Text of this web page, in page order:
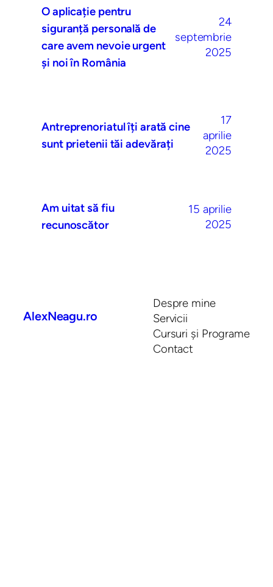
O aplicație pentru
siguranță personală de
care avem nevoie urgent
și noi în România
24
septembrie
2025
Antreprenoriatul îți arată cine
sunt prietenii tăi adevărați
17
aprilie
2025
Am uitat să fiu
recunoscător
15 aprilie
2025
AlexNeagu.ro
Despre mine
Servicii
Cursuri și Programe
Contact